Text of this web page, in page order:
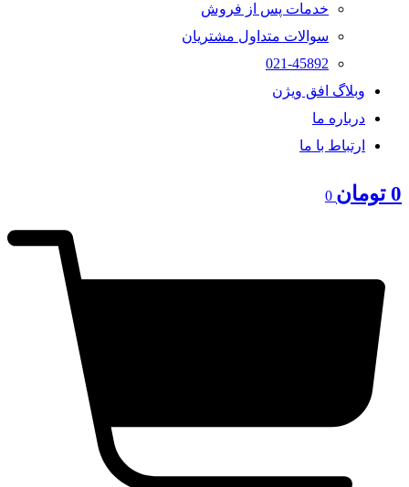
خدمات پس از فروش
سوالات متداول مشتریان
021-45892
وبلاگ افق ویژن
درباره ما
ارتباط با ما
0 تومان 0